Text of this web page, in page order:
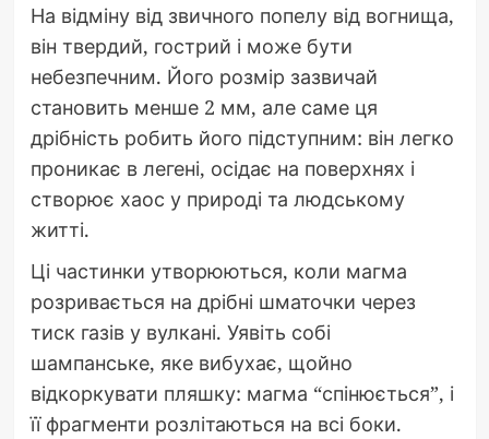
На відміну від звичного попелу від вогнища,
він твердий, гострий і може бути
небезпечним. Його розмір зазвичай
становить менше 2 мм, але саме ця
дрібність робить його підступним: він легко
проникає в легені, осідає на поверхнях і
створює хаос у природі та людському
житті.
Ці частинки утворюються, коли магма
розривається на дрібні шматочки через
тиск газів у вулкані. Уявіть собі
шампанське, яке вибухає, щойно
відкоркувати пляшку: магма “спінюється”, і
її фрагменти розлітаються на всі боки.